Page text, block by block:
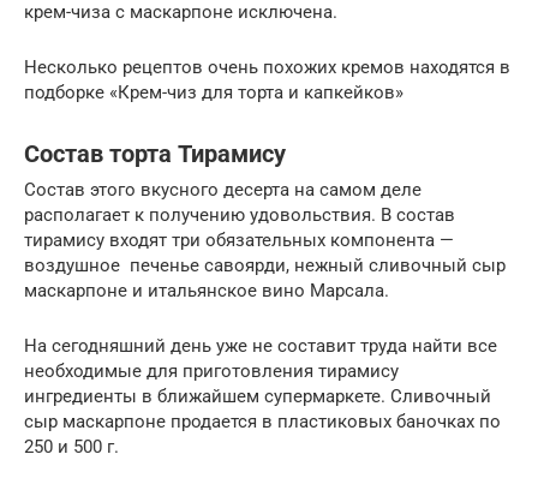
крем-чиза с маскарпоне исключена.
Несколько рецептов очень похожих кремов находятся в
подборке «Крем-чиз для торта и капкейков»
Состав торта Тирамису
Состав этого вкусного десерта на самом деле
располагает к получению удовольствия. В состав
тирамису входят три обязательных компонента —
воздушное печенье савоярди, нежный сливочный сыр
маскарпоне и итальянское вино Марсала.
На сегодняшний день уже не составит труда найти все
необходимые для приготовления тирамису
ингредиенты в ближайшем супермаркете. Сливочный
сыр маскарпоне продается в пластиковых баночках по
250 и 500 г.